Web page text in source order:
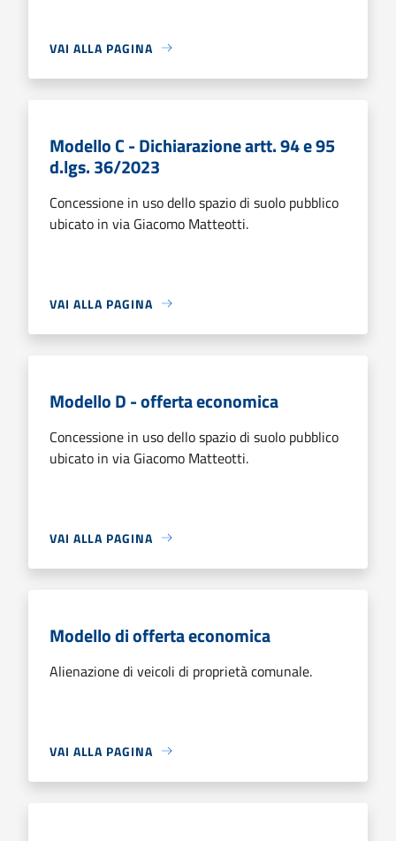
VAI ALLA PAGINA
Modello C - Dichiarazione artt. 94 e 95
d.lgs. 36/2023
Concessione in uso dello spazio di suolo pubblico
ubicato in via Giacomo Matteotti.
VAI ALLA PAGINA
Modello D - offerta economica
Concessione in uso dello spazio di suolo pubblico
ubicato in via Giacomo Matteotti.
VAI ALLA PAGINA
Modello di offerta economica
Alienazione di veicoli di proprietà comunale.
VAI ALLA PAGINA